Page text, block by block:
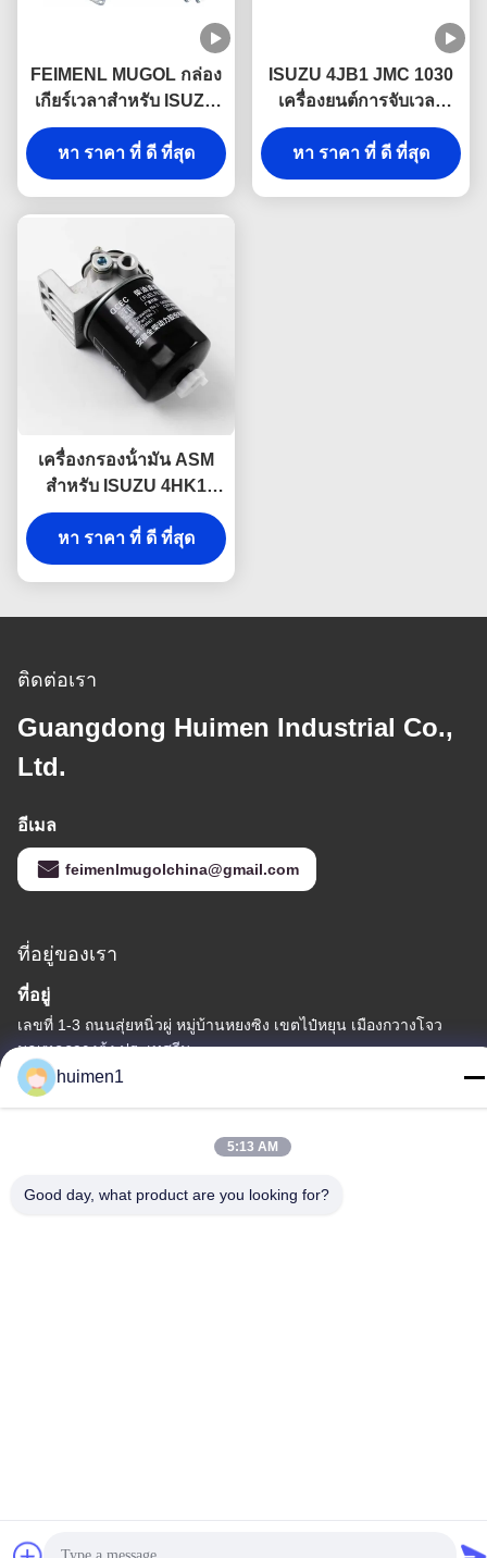
FEIMENL MUGOL กล่อง
เกียร์เวลาสําหรับ ISUZU
4JB1 JMC 1030 8-
94155361-0 อะไหล่รถ
บรรทุก ISUZU
หา ราคา ที่ ดี ที่สุด
ISUZU 4JB1 JMC 1030
เครื่องยนต์การจับเวลา
Cover 8-94155360-0
1002401BB
หา ราคา ที่ ดี ที่สุด
เครื่องกรองน้ํามัน ASM
สําหรับ ISUZU 4HK1
4HF1 4HG1 8-97148268-
2 ส่วนเครื่องยนต์ ISUZU
หา ราคา ที่ ดี ที่สุด
ติดต่อเรา
Guangdong Huimen Industrial Co.,
Ltd.
อีเมล
feimenlmugolchina@gmail.com
ที่อยู่ของเรา
ที่อยู่
เลขที่ 1-3 ถนนสุ่ยหนิ่วผู่ หมู่บ้านหยงซิง เขตไป๋หยุน เมืองกวางโจว
มณฑลกวางตุ้ง ประเทศจีน
โทรศัพท์
huimen1
5:13 AM
Good day, what product are you looking for?